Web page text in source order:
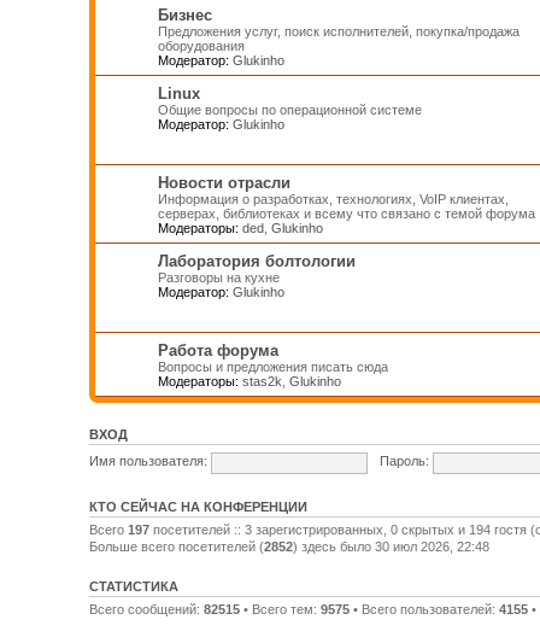
Бизнес
Предложения услуг, поиск исполнителей, покупка/продажа
оборудования
Модератор: Glukinho
Linux
Общие вопросы по операционной системе
Модератор: Glukinho
Новости отрасли
Информация о разработках, технологиях, VoIP клиентах,
серверах, библиотеках и всему что связано с темой форума
Модераторы: ded, Glukinho
Лаборатория болтологии
Разговоры на кухне
Модератор: Glukinho
Работа форума
Вопросы и предложения писать сюда
Модераторы: stas2k Glukinho
ВХОД
Имя пользователя:
Пароль:
КТО СЕЙЧАС НА КОНФЕРЕНЦИИ
Всего 197посетителей :: 3 зарегистрированных, 0 скрытых и 194 гостя
Больше всего посетителей (2852) здесь было 30 июл 2026, 22:48
СТАТИСТИКА
Всего сообщений: 82515• Всего тем: 9575• Всего пользователей: 4155•